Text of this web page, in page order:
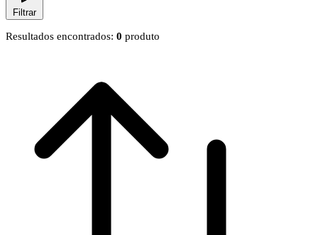
Filtrar
Resultados encontrados: 0 produto